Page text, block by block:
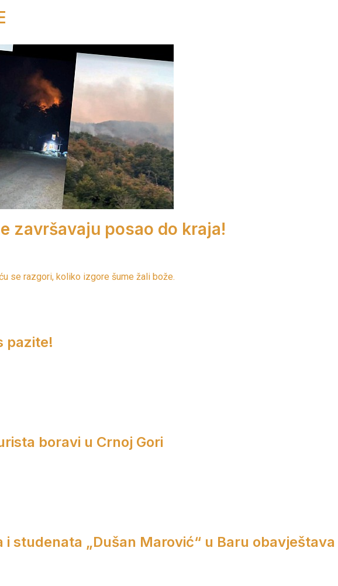
završavaju posao do kraja!
se razgori, koliko izgore šume žali bože.
pazite!
boravi u Crnoj Gori
i studenata „Dušan Marović“ u Baru obavještava